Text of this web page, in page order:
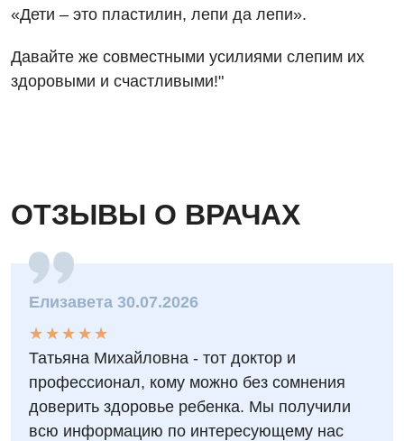
«Дети – это пластилин, лепи да лепи».
Давайте же совместными усилиями слепим их
здоровыми и счастливыми!"
ОТЗЫВЫ О ВРАЧАХ
Елизавета 30.07.2026
★
★
★
★
★
★ ★ ★ ★ ★
Татьяна Михайловна - тот доктор и
профессионал, кому можно без сомнения
доверить здоровье ребенка. Мы получили
всю информацию по интересующему нас